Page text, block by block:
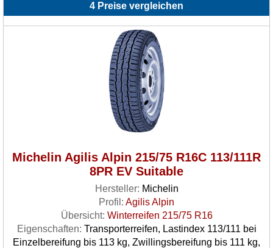
4 Preise vergleichen
Michelin Agilis Alpin 215/75 R16C 113/111R
8PR EV Suitable
Hersteller: Michelin
Profil: Agilis Alpin
Übersicht: Winterreifen 215/75 R16
Eigenschaften: Transporterreifen, Lastindex 113/111 bei
Einzelbereifung bis 113 kg, Zwillingsbereifung bis 111 kg,